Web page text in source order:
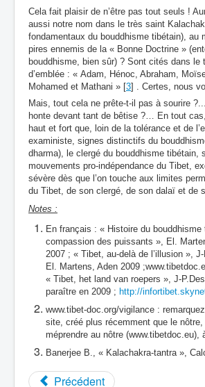
Cela fait plaisir de n’être pas tout seuls !
aussi notre nom dans le très saint
fondamentaux du bouddhisme tibétain), au
pires ennemis de la « Bonne Doctrine »
bouddhisme, bien sûr) ? Sont cités dans le
d’emblée : « Adam, Hénoc, Abraham,
Mohamed et Mathani » [3] . Certes, nous
Mais, tout cela ne prête-t-il pas à sourire
honte devant tant de bêtise ?… En tout
haut et fort que, loin de la tolérance et de
exaministe, signes distinctifs du
dharma), le clergé du bouddhisme tibétain,
mouvements pro-indépendance du Tibet,
sévère dès que l’on touche aux limites
du Tibet, de son clergé, de son dalaï et de
Notes :
En français : « Histoire du bouddhisme
compassion des puissants », El.
2007 ; « Tibet, au-delà de l’illusion »,
El. Martens, Aden 2009
« Tibet, het land van roepers », J-
paraître en 2009 ; http://
www.tibet-doc.org/vigilance :
site, créé plus récemment que le nôtre,
méprendre au nôtre (www.tibetdoc.eu),
Banerjee B., « Kalachakra-tantra »,
Précédent